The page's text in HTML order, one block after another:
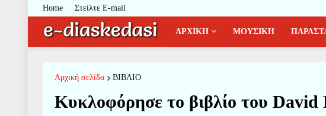
Home Στείλτε E-mail
ΑΡΧΙΚΗ ΜΟΥΣΙΚΗ
Αρχική σελίδα ΒΙΒΛΙΟ
Κυκλοφόρησε το βιβλίο του